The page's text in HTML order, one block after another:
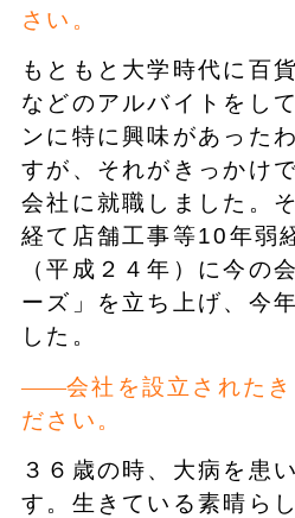
さい。
もともと大学時代に百
などのアルバイトをし
ンに特に興味があった
すが、それがきっかけ
会社に就職しました。
経て店舗工事等10年弱
（平成２４年）に今の
ーズ」を立ち上げ、今
した。
会社を設立された
ださい。
３６歳の時、大病を患
す。生きている素晴ら